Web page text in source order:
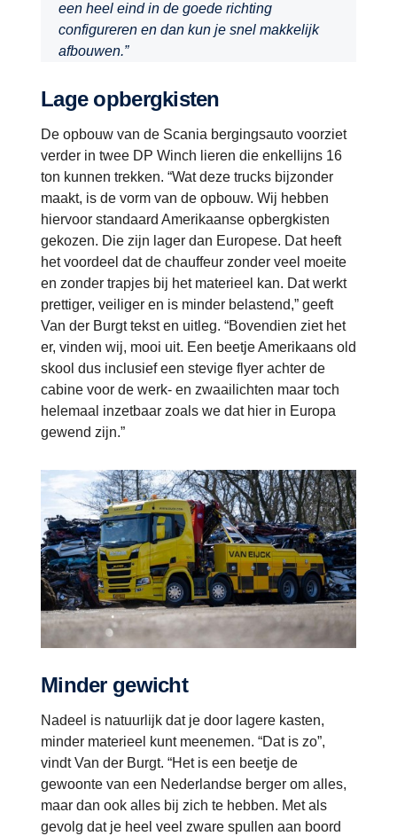
een heel eind in de goede richting
configureren en dan kun je snel makkelijk
afbouwen.”
Lage opbergkisten
De opbouw van de Scania bergingsauto voorziet
verder in twee DP Winch lieren die enkellijns 16
ton kunnen trekken. “Wat deze trucks bijzonder
maakt, is de vorm van de opbouw. Wij hebben
hiervoor standaard Amerikaanse opbergkisten
gekozen. Die zijn lager dan Europese. Dat heeft
het voordeel dat de chauffeur zonder veel moeite
en zonder trapjes bij het materieel kan. Dat werkt
prettiger, veiliger en is minder belastend,” geeft
Van der Burgt tekst en uitleg. “Bovendien ziet het
er, vinden wij, mooi uit. Een beetje Amerikaans old
skool dus inclusief een stevige flyer achter de
cabine voor de werk- en zwaailichten maar toch
helemaal inzetbaar zoals we dat hier in Europa
gewend zijn.”
Minder gewicht
Nadeel is natuurlijk dat je door lagere kasten,
minder materieel kunt meenemen. “Dat is zo”,
vindt Van der Burgt. “Het is een beetje de
gewoonte van een Nederlandse berger om alles,
maar dan ook alles bij zich te hebben. Met als
gevolg dat je heel veel zware spullen aan boord